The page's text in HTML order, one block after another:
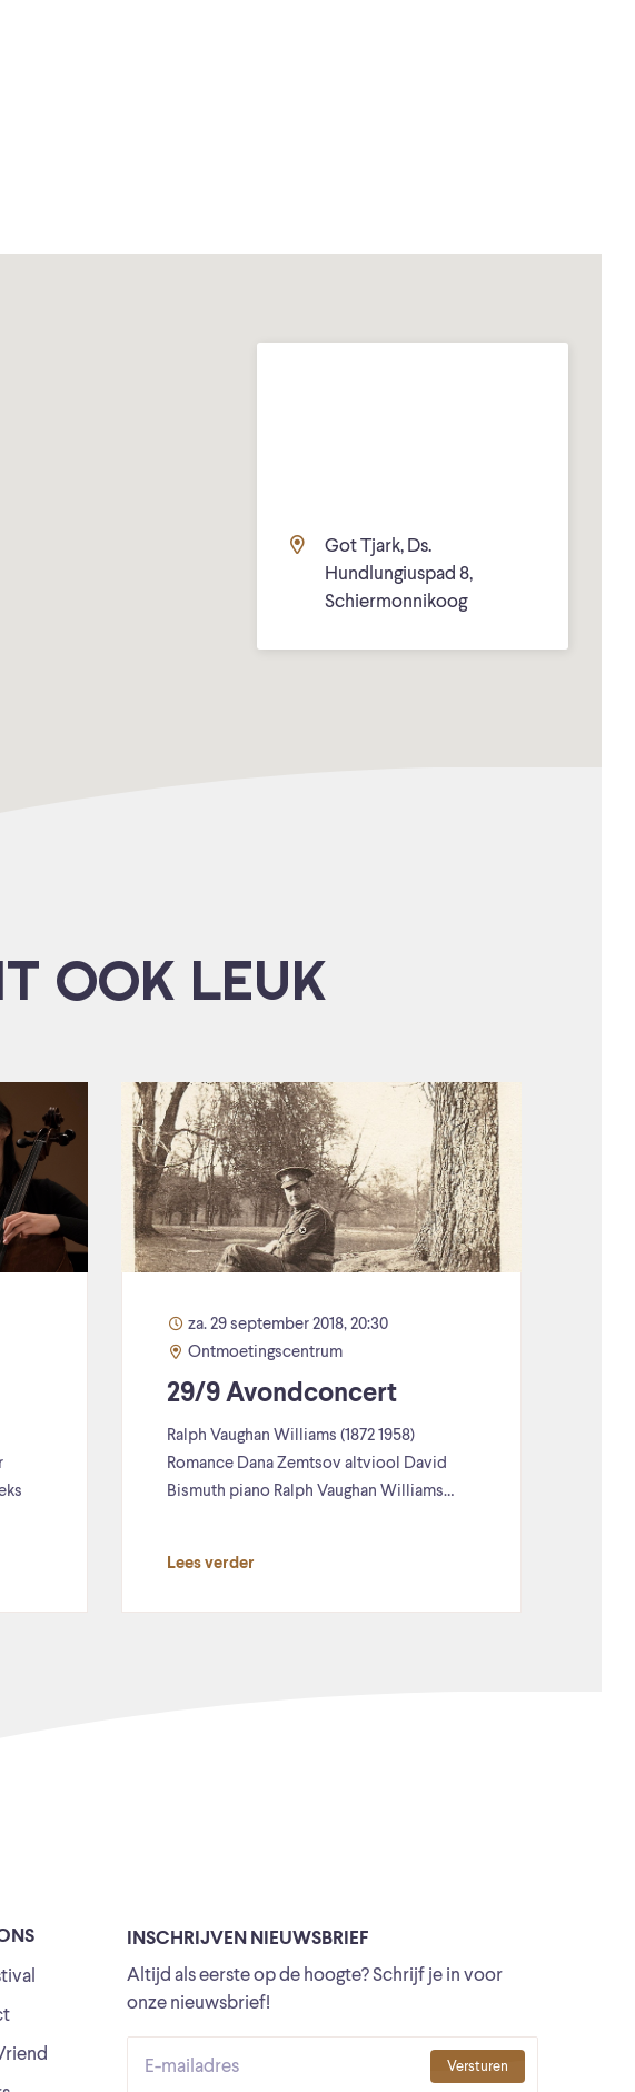
Got Tjark, Ds.
Hundlungiuspad 8,
Schiermonnikoog
OOK LEUK
za. 29 september 2018, 20:30
Ontmoetingscentrum
29/9 Avondconcert
Ralph Vaughan Williams (1872 1958)
Romance Dana Zemtsov altviool David
Bismuth piano Ralph Vaughan Williams…
Lees verder
INSCHRIJVEN NIEUWSBRIEF
Altijd als eerste op de hoogte? Schrijf je in voor
onze nieuwsbrief!
Versturen